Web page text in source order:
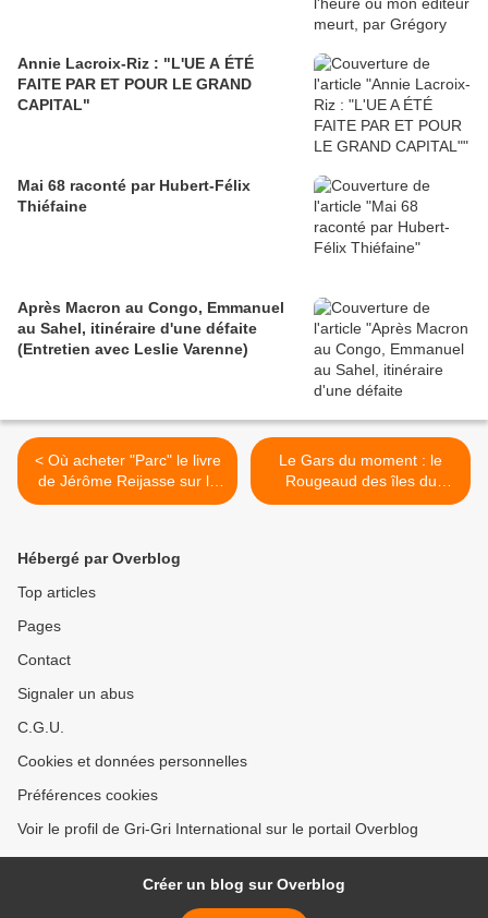
Annie Lacroix-Riz : "L'UE A ÉTÉ
FAITE PAR ET POUR LE GRAND
CAPITAL"
Mai 68 raconté par Hubert-Félix
Thiéfaine
Après Macron au Congo, Emmanuel
au Sahel, itinéraire d'une défaite
(Entretien avec Leslie Varenne)
< Où acheter "Parc" le livre
de Jérôme Reijasse sur la
condition de supporter du
Le Gars du moment : le
Rougeaud des îles du
Carnaval antillais 2009 >
Hébergé par Overblog
Top articles
Pages
Contact
Signaler un abus
C.G.U.
Cookies et données personnelles
Préférences cookies
Voir le profil de Gri-Gri International sur le portail Overblog
Créer un blog sur Overblog